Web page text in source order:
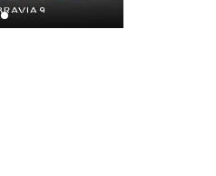
Хором бүр усаа